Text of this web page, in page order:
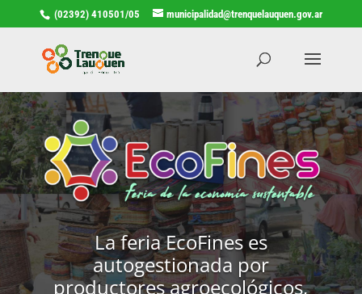
(02392) 410501/05 municipalidad@trenquelauquen.gov.ar
La feria EcoFines es
autogestionada por
productores agroecológicos,